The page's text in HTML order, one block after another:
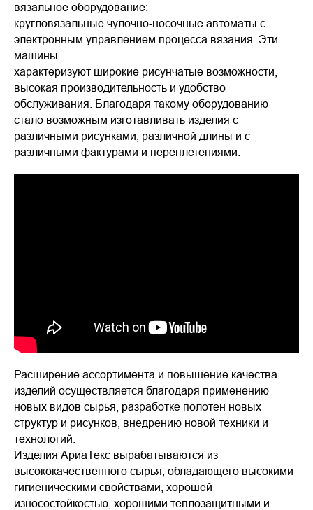
вязальное оборудование:
кругловязальные чулочно-носочные автоматы с
электронным управлением процесса вязания. Эти
машины
характеризуют широкие рисунчатые возможности,
высокая производительность и удобство
обслуживания. Благодаря такому оборудованию
стало возможным изготавливать изделия с
различными рисунками, различной длины и с
различными фактурами и переплетениями.
Расширение ассортимента и повышение качества
изделий осуществляется благодаря применению
новых видов сырья, разработке полотен новых
структур и рисунков, внедрению новой техники и
технологий.
Изделия АриаТекс вырабатываются из
высококачественного сырья, обладающего высокими
гигиеническими свойствами, хорошей
износостойкостью, хорошими теплозащитными и